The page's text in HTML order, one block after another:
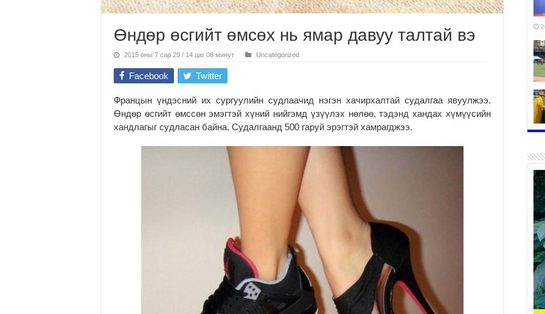
Өндөр өсгийт өмсөх нь ямар давуу талтай вэ
2015 оны 7 сар 29 / 14 цаг 08 минут Uncategorized
Facebook Twitter
Францын үндэсний их сургуулийн судлаачид нэгэн хачирхалтай судалгаа явуулжээ.
Өндөр өсгийт өмссөн эмэгтэй хүний нийгэмд үзүүлэх нөлөө, тэдэнд хандах хүмүүсийн
хандлагыг судласан байна. Судалгаанд 500 гаруй эрэгтэй хамрагджээ.